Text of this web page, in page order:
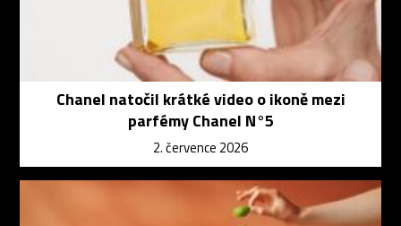
Chanel natočil krátké video o ikoně mezi
parfémy Chanel N°5
2. července 2026